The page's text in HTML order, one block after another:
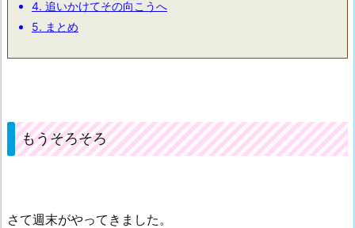
4. 追いかけてその向こうへ
5. まとめ
もうそろそろ
さて週末がやってきました。